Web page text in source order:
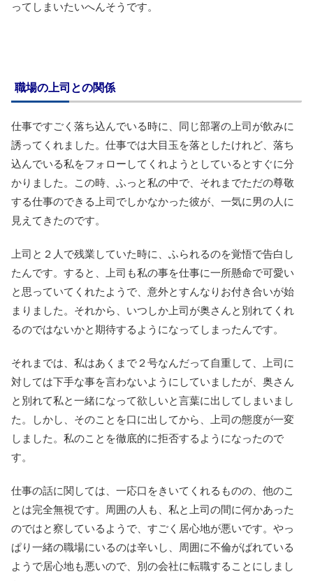
ってしまいたいへんそうです。
職場の上司との関係
仕事ですごく落ち込んでいる時に、同じ部署の上司が飲みに
誘ってくれました。仕事では大目玉を落としたけれど、落ち
込んでいる私をフォローしてくれようとしているとすぐに分
かりました。この時、ふっと私の中で、それまでただの尊敬
する仕事のできる上司でしかなかった彼が、一気に男の人に
見えてきたのです。
上司と２人で残業していた時に、ふられるのを覚悟で告白し
たんです。すると、上司も私の事を仕事に一所懸命で可愛い
と思っていてくれたようで、意外とすんなりお付き合いが始
まりました。それから、いつしか上司が奥さんと別れてくれ
るのではないかと期待するようになってしまったんです。
それまでは、私はあくまで２号なんだって自重して、上司に
対しては下手な事を言わないようにしていましたが、奥さん
と別れて私と一緒になって欲しいと言葉に出してしまいまし
た。しかし、そのことを口に出してから、上司の態度が一変
しました。私のことを徹底的に拒否するようになったので
す。
仕事の話に関しては、一応口をきいてくれるものの、他のこ
とは完全無視です。周囲の人も、私と上司の間に何かあった
のではと察しているようで、すごく居心地が悪いです。やっ
ぱり一緒の職場にいるのは辛いし、周囲に不倫がばれている
ようで居心地も悪いので、別の会社に転職することにしまし